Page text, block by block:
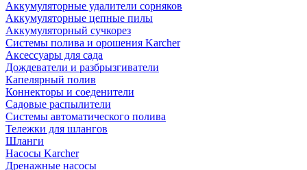
Аккумуляторные удалители сорняков
Аккумуляторные цепные пилы
Аккумуляторный сучкорез
Системы полива и орошения Karcher
Аксессуары для сада
Дождеватели и разбрызгиватели
Капелярный полив
Коннекторы и соеденители
Садовые распылители
Системы автоматического полива
Тележки для шлангов
Шланги
Насосы Karcher
Дренажные насосы